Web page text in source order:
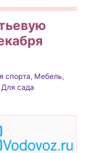
спорта, Мебель,
Для сада